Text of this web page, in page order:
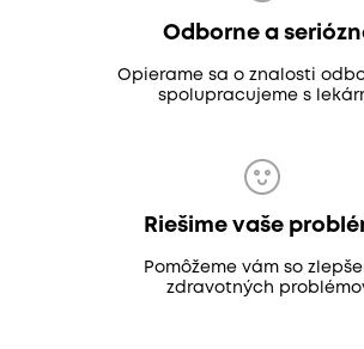
Odborne a
Opierame sa o znalosti
spolupracujeme s
Riešime vaše
Pomôžeme vám so
zdravotných